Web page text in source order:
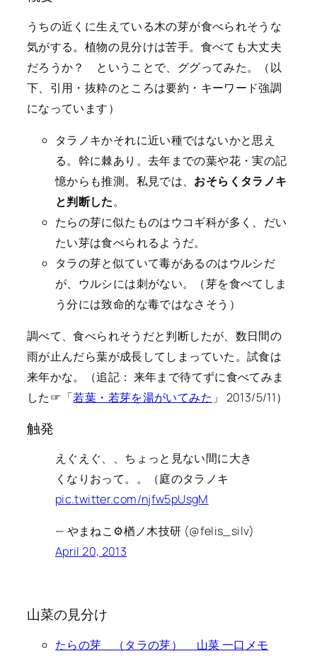
うちの近くに生えている木の芽が食べられそうな
気がする。植物の見分けは苦手。食べても大丈夫
だろうか？ ということで、ググってみた。（以
下、引用・抜粋のところは要約・キーワード強調
になっています）
タラノキかそれに近い種ではないかと思え
る。幹に棘あり。去年までの葉や花・実の記
憶からも推測。私見では、 おそらくタラノキ
と判断した。
たらの芽に似たものはウコギ科が多く、だい
たい芽は食べられるようだ。
タラの芽と似ていて毒があるのはウルシだ
が、ウルシには刺がない。（芽を食べてしま
う分には致命的な毒ではなさそう）
調べて、食べられそうだと判断したが、数日間の
雨が止んだら葉が成長してしまっていた。試食は
来年かな。（追記： 来年まで待てずに食べてみま
した☞「若葉・若芽を湯がいてみた 」 2013/5/11）
触発
えぐえぐ、、ちょっと見ない間に大き
くなりおって。。（庭のタラノキ
pic.twitter.com/njfw5pUsgM
— やまねこ⚙楢ノ木技研 (@felis_silv)
April 20, 2013
山菜の見分け
たらの芽 （タラの芽） 山菜 一口メモ